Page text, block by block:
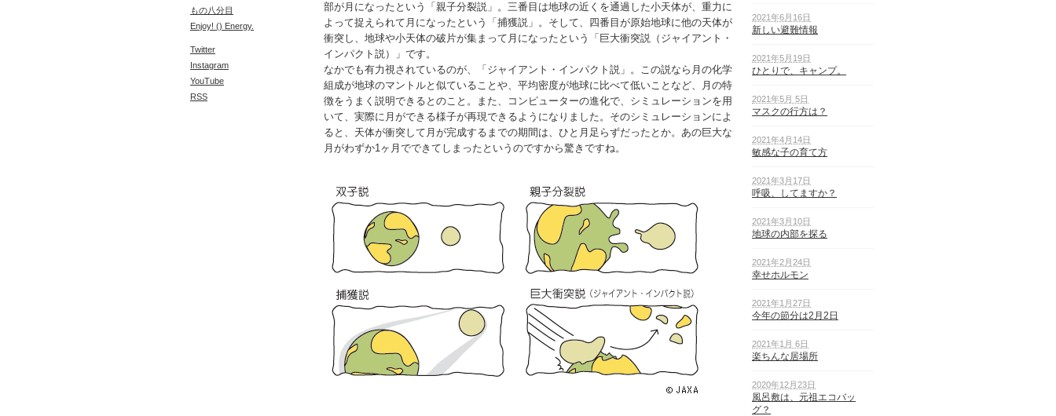
もの八分目
Enjoy! () Energy.
Twitter
Instagram
YouTube
RSS
部が月になったという「親子分裂説」。三番目は地球の近くを通過した小天体が、重力に
よって捉えられて月になったという「捕獲説」。そして、四番目が原始地球に他の天体が
衝突し、地球や小天体の破片が集まって月になったという「巨大衝突説（ジャイアント・
インパクト説）」です。
なかでも有力視されているのが、「ジャイアント・インパクト説」。この説なら月の化学
組成が地球のマントルと似ていることや、平均密度が地球に比べて低いことなど、月の特
徴をうまく説明できるとのこと。また、コンピューターの進化で、シミュレーションを用
いて、実際に月ができる様子が再現できるようになりました。そのシミュレーションによ
ると、天体が衝突して月が完成するまでの期間は、ひと月足らずだったとか。あの巨大な
月がわずか1ヶ月でできてしまったというのですから驚きですね。
2021年6月16日
新しい避難情報
2021年5月19日
ひとりで、キャンプ。
2021年5月 5日
マスクの行方は？
2021年4月14日
敏感な子の育て方
2021年3月17日
呼吸、してますか？
2021年3月10日
地球の内部を探る
2021年2月24日
幸せホルモン
2021年1月27日
今年の節分は2月2日
2021年1月 6日
楽ちんな居場所
2020年12月23日
風呂敷は、元祖エコバッ
グ？